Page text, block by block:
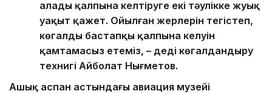
алаңды қалпына келтіруге екі тәулікке жуық
уақыт қажет. Ойылған жерлерін тегістеп,
көгалдың бастапқы қалпына келуін
қамтамасыз етеміз, – деді көгалдандыру
технигі Айболат Нығметов.
Ашық аспан астындағы авиация музейі